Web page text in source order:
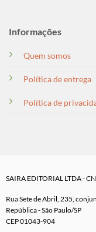
Informações
Quem somos
Política de entrega
Política de
SAIRA EDITORIAL LTDA -
Rua Sete de Abril, 235,
República - São Paulo/SP
CEP 01043-904